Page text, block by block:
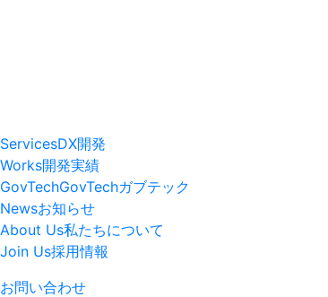
ServicesDX開発
Works開発実績
GovTechGovTechガブテック
Newsお知らせ
About Us私たちについて
Join Us採用情報
お問い合わせ